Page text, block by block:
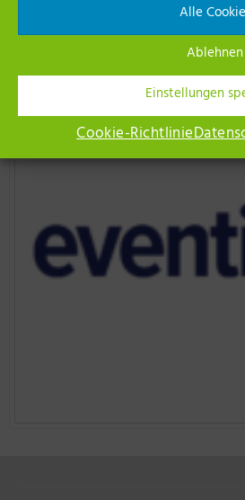
Alle
Ablehnen
Einstellungen
Cookie-Richtlinie
Event Empfehlungen